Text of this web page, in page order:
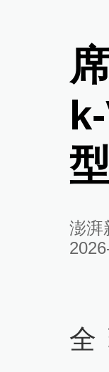
型
澎湃